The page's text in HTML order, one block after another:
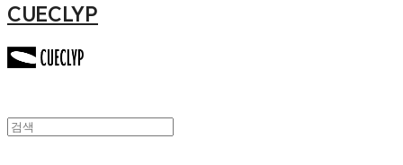
CUECLYP